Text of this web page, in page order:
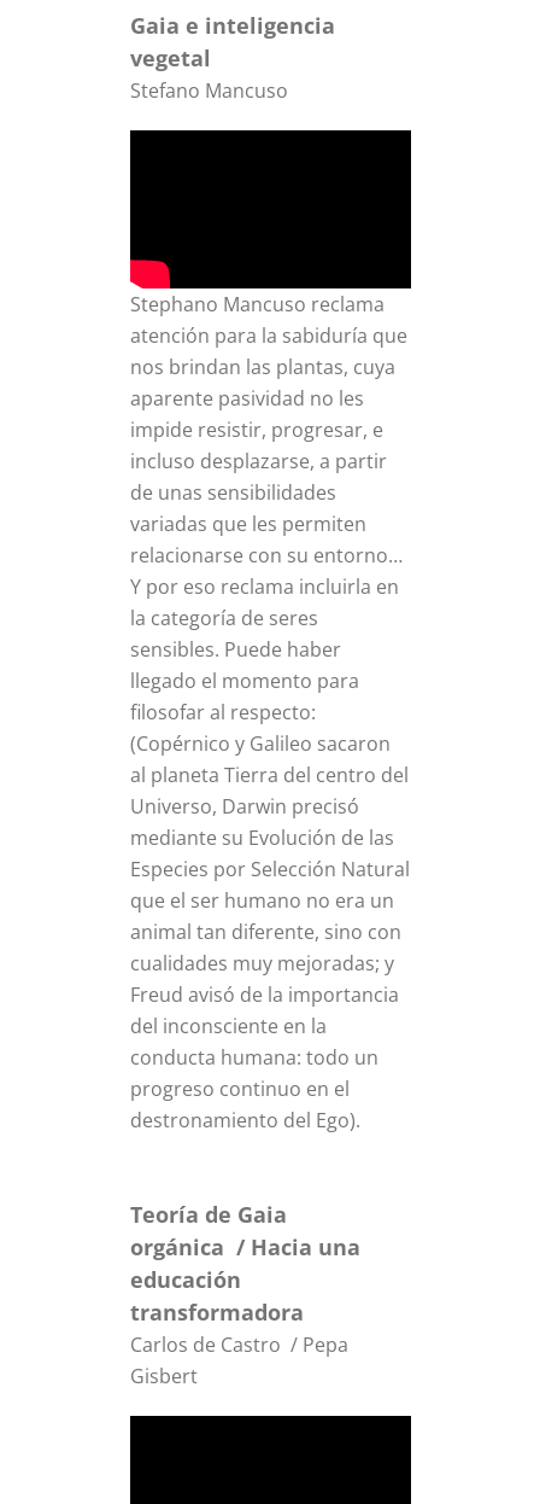
Gaia e inteligencia
vegetal
Stefano Mancuso
Stephano Mancuso reclama
atención para la sabiduría que
nos brindan las plantas, cuya
aparente pasividad no les
impide resistir, progresar, e
incluso desplazarse, a partir
de unas sensibilidades
variadas que les permiten
relacionarse con su entorno…
Y por eso reclama incluirla en
la categoría de seres
sensibles. Puede haber
llegado el momento para
filosofar al respecto:
(Copérnico y Galileo sacaron
al planeta Tierra del centro del
Universo, Darwin precisó
mediante su Evolución de las
Especies por Selección Natural
que el ser humano no era un
animal tan diferente, sino con
cualidades muy mejoradas; y
Freud avisó de la importancia
del inconsciente en la
conducta humana: todo un
progreso continuo en el
destronamiento del Ego).
Teoría de Gaia
orgánica / Hacia una
educación
transformadora
Carlos de Castro / Pepa
Gisbert